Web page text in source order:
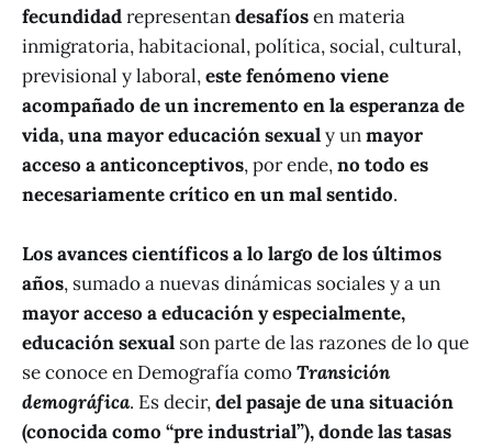
fecundidadrepresentandesafíosen materia
inmigratoria, habitacional, política, social, cultural,
previsional y laboral,este fenómeno viene
acompañado de un incremento en la esperanza de
vida, una mayor educación sexualy unmayor
acceso a anticonceptivos, por ende,no todo es
necesariamente crítico en un mal sentido.
Los avances científicos a lo largo de los últimos
años, sumado a nuevas dinámicas sociales y a un
mayor acceso a educación y especialmente,
educación sexual son parte de las razones de lo que
se conoce en Demografía comoTransición
demográfica. Es decir,del pasaje de una situación
(conocida como “pre industrial”), donde las tasas